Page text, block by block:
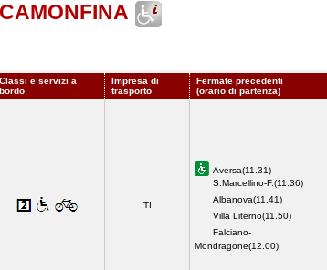
Classi e servizi a
bordo
Impresa di
trasporto
Fermate precedenti
(orario di partenza)
TI
Aversa(11.31)
S.Marcellino-F.(11.36)
Albanova(11.41)
Villa Literno(11.50)
Falciano-
Mondragone(12.00)